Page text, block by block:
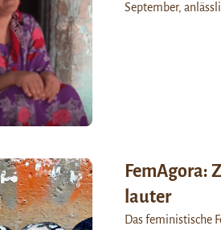
September,
FemAgora:
lauter
Das feministische